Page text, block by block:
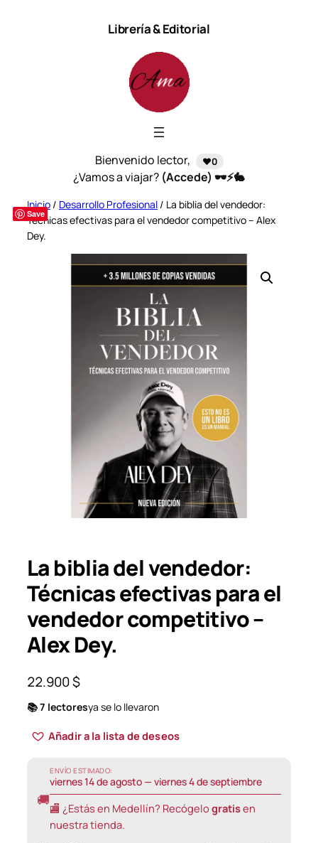
Librería & Editorial
Bienvenido lector, ❤️0
¿Vamos a viajar? (Accede) 🕶️⚡🐇
Save
Inicio / Desarrollo Profesional / La biblia del vendedor:
Técnicas efectivas para el vendedor competitivo – Alex
Dey.
La biblia del vendedor:
Técnicas efectivas para el
vendedor competitivo –
Alex Dey.
22.900$
📚 7 lectoresya se lo llevaron
Añadir a la lista de deseos
🚚
ENVÍO ESTIMADO:
viernes 14 de agosto — viernes 4 de septiembre
🏬 ¿Estás en Medellín? Recógelo gratisen
nuestra tienda.